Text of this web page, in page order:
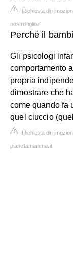
Richiesta di
nostrofiglio.it
Perché il
Gli psicologi
comportamento
propria
dimostrare che
come quando fa
quel ciuccio
Richiesta di
pianetamamma.it